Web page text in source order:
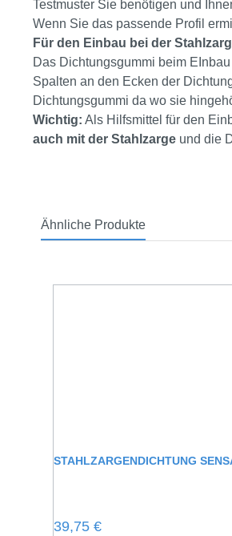
Testmuster Sie benötigen und
Wenn Sie das passende Profil
Für den Einbau bei der
Das Dichtungsgummi beim
Spalten an den Ecken der
Dichtungsgummi da wo sie
Wichtig: Als Hilfsmittel für den
auch mit der Stahlzarge und die
Ähnliche Produkte
STAHLZARGENDICHTUNG
Regulärer Preis:
39,75 €